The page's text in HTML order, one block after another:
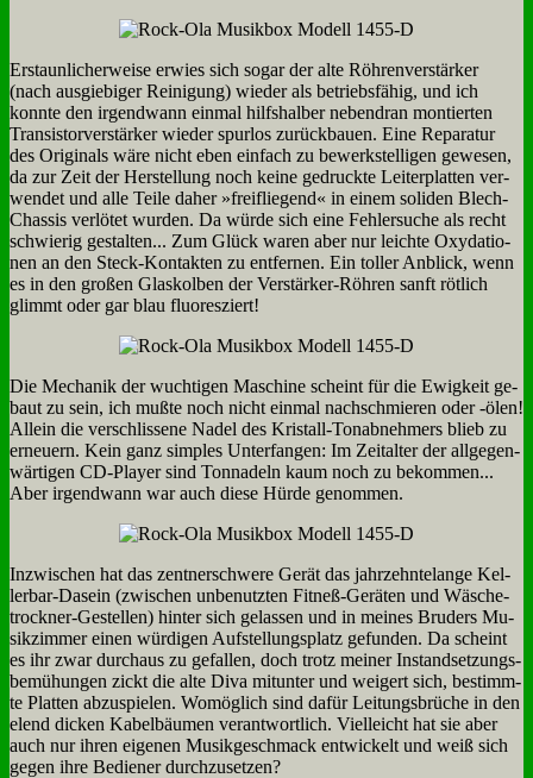
Er­staun­li­cher­wei­se er­wies sich so­gar der al­te Röh­ren­ver­stär­ker
(nach aus­gie­bi­ger Rei­ni­gung) wie­der als be­triebs­fä­hig, und ich
konn­te den ir­gend­wann ein­mal hilfs­hal­ber ne­ben­dran mon­tier­ten
Tran­si­stor­ver­stär­ker wie­der spur­los zu­rück­bau­en. Ei­ne Re­pa­ra­tur
des Ori­gi­nals wä­re nicht eben ein­fach zu be­werk­stel­li­gen ge­we­sen,
da zur Zeit der Her­stel­lung noch kei­ne ge­druck­te Lei­ter­plat­ten ver­
wen­det und al­le Tei­le da­her »frei­flie­gend« in ei­nem so­li­den Blech-
Chas­sis ver­lö­tet wur­den. Da wür­de sich ei­ne Feh­ler­su­che als recht
schwie­rig ge­stal­ten... Zum Glück wa­ren aber nur leich­te Oxy­da­tio­
nen an den Steck-Kon­tak­ten zu ent­fer­nen. Ein tol­ler An­blick, wenn
es in den gro­ßen Glas­kol­ben der Ver­stär­ker-Röh­ren sanft röt­lich
glimmt oder gar blau fluo­res­ziert!
Die Me­cha­nik der wuch­ti­gen Ma­schi­ne scheint für die Ewig­keit ge­
baut zu sein, ich muß­te noch nicht ein­mal nach­schmie­ren oder ‑ölen!
Al­lein die ver­schlis­se­ne Na­del des Kri­stall-Ton­ab­neh­mers blieb zu
er­neu­ern. Kein ganz simp­les Un­ter­fan­gen: Im Zeit­al­ter der all­ge­gen­
wär­ti­gen CD-Play­er sind Ton­na­deln kaum noch zu be­kom­men...
Aber ir­gend­wann war auch die­se Hür­de ge­nom­men.
In­zwi­schen hat das zent­ner­schwe­re Ge­rät das jahr­zehn­te­lan­ge Kel­
ler­bar-Da­sein (zwi­schen un­be­nutz­ten Fit­neß-Ge­rä­ten und Wä­sche­
trock­ner-Ge­stel­len) hin­ter sich ge­las­sen und in mei­nes Bru­ders Mu­
sik­zim­mer ei­nen wür­di­gen Auf­stel­lungs­platz ge­fun­den. Da scheint
es ihr zwar durch­aus zu ge­fal­len, doch trotz mei­ner In­stand­set­zungs­
be­mü­hun­gen zickt die al­te Di­va mit­un­ter und wei­gert sich, be­stimm­
te Plat­ten ab­zu­spie­len. Wo­mög­lich sind da­für Lei­tungs­brü­che in den
elend dicken Ka­bel­bäu­men ver­ant­wort­lich. Viel­leicht hat sie aber
auch nur ih­ren ei­ge­nen Mu­sik­ge­schmack ent­wickelt und weiß sich
ge­gen ih­re Be­die­ner durch­zu­set­zen?